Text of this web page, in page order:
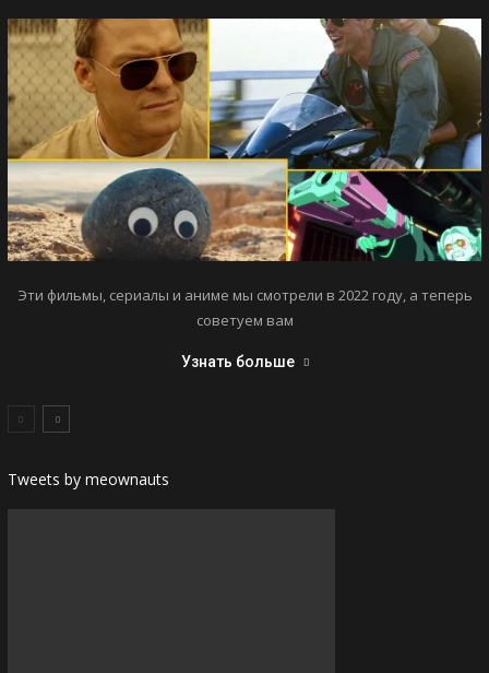
Эти фильмы, сериалы и аниме мы смотрели в 2022 году, а теперь
советуем вам
Узнать больше
Tweets by meownauts